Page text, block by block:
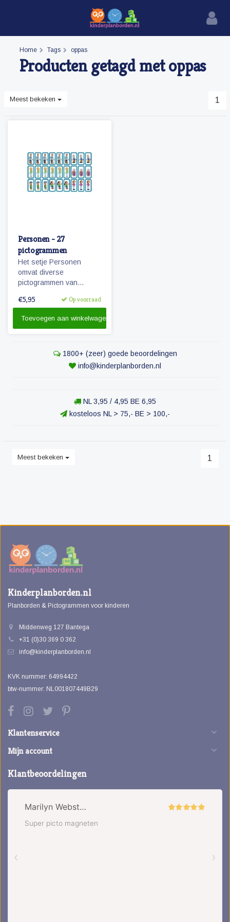
Home Tags oppas
Producten getagd met oppas
Meest bekeken 1
Personen - 27
pictogrammen
Het setje Personen
omvat diverse
pictogrammen van
omgeving van het kind.
€5,95 Op voorraad
Toevoegen aan winkelwagen
1800+ (zeer) goede beoordelingen
info@kinderplanborden.nl
NL 3,95 / 4,95 BE 6,95
kosteloos NL > 75,- BE > 100,-
Meest bekeken 1
Kinderplanborden.nl
Planborden & Pictogrammen voor kinderen
Middenweg 127 Bantega
+31 (0)30 369 0 362
info@kinderplanborden.nl
KVK nummer: 64994422
btw-nummer: NL001807449B29
Klantenservice
Mijn account
Klantbeoordelingen